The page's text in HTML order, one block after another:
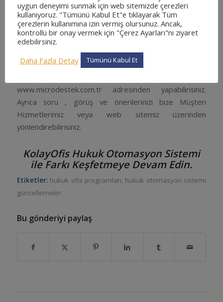
KOLAYOFIS HUKUK OTOMASYON
SISTEMI GÜNCELLEME TALEPLERI
www.microdestek.com.tr adresinden yapabilirisiniz.
Ayrıca soru , görüş ve önerilerinizi bize Müşteri
Hizmetlerimiz veya web sitemiz üzerinden
yönlendirebilirisiniz.
KolayOfis Hukuk Otomasyon Sistemi
ile Farkı Keşfetmeye Devam Edin.
Etiketler: hukuk ofis programları, hukuk otomasyon sistemi
güncellemeler
Bu gönderiyi paylaş
uygun deneyimi sunmak için web sitemizde çerezleri
kullanıyoruz. "Tümünü Kabul Et"e tıklayarak Tüm
çerezlerin kullanımına izin vermiş olursunuz. Ancak,
kontrollü bir onay vermek için "Çerez Ayarları"nı ziyaret
edebilirsiniz.
Daha Fazla Detay
Tümünü Kabul Et